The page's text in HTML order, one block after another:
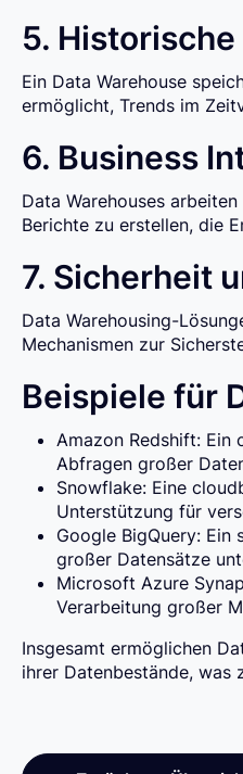
5.
Ein Data Warehouse
ermöglicht, Trends im
6. Business
Data Warehouses
Berichte zu erstellen, die
7. Sicherheit
Data Warehousing-
Mechanismen zur
Beispiele für
Amazon Redshift: Ein
Abfragen großer
Snowflake: Eine
Unterstützung für
Google BigQuery:
großer Datensätze
Microsoft Azure
Verarbeitung großer
Insgesamt ermöglichen
ihrer Datenbestände, was